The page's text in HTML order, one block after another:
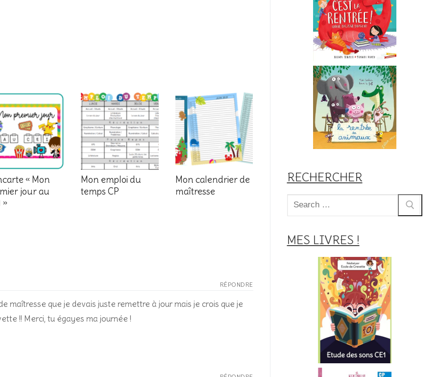
« Mon
jour au
»
Mon emploi du
temps CP
Mon calendrier de
maîtresse
RÉPONDRE
maîtresse que je devais juste remettre à jour mais je crois que je
!! Merci, tu égayes ma journée !
RECHERCHER
Rechercher
:
MES LIVRES !